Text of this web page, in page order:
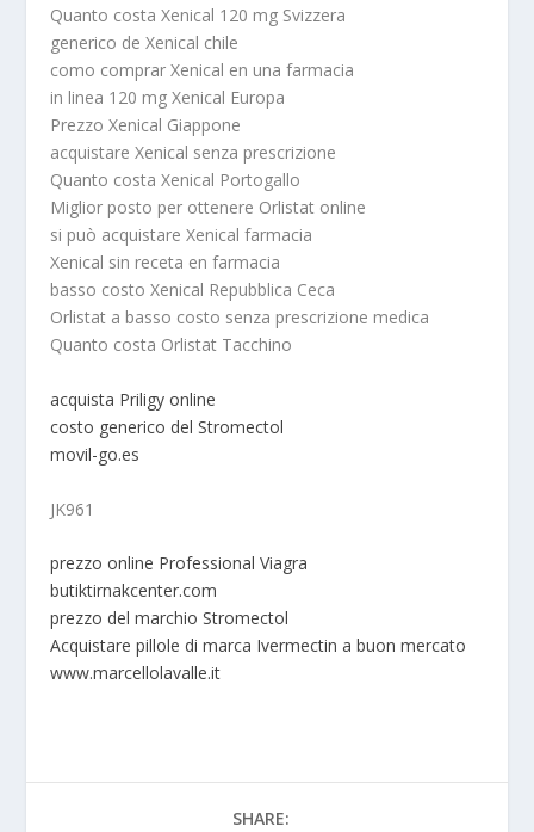
Quanto costa Xenical 120 mg Svizzera
generico de Xenical chile
como comprar Xenical en una farmacia
in linea 120 mg Xenical Europa
Prezzo Xenical Giappone
acquistare Xenical senza prescrizione
Quanto costa Xenical Portogallo
Miglior posto per ottenere Orlistat online
si può acquistare Xenical farmacia
Xenical sin receta en farmacia
basso costo Xenical Repubblica Ceca
Orlistat a basso costo senza prescrizione medica
Quanto costa Orlistat Tacchino
acquista Priligy online
costo generico del Stromectol
movil-go.es
JK961
prezzo online Professional Viagra
butiktirnakcenter.com
prezzo del marchio Stromectol
Acquistare pillole di marca Ivermectin a buon mercato
www.marcellolavalle.it
SHARE: